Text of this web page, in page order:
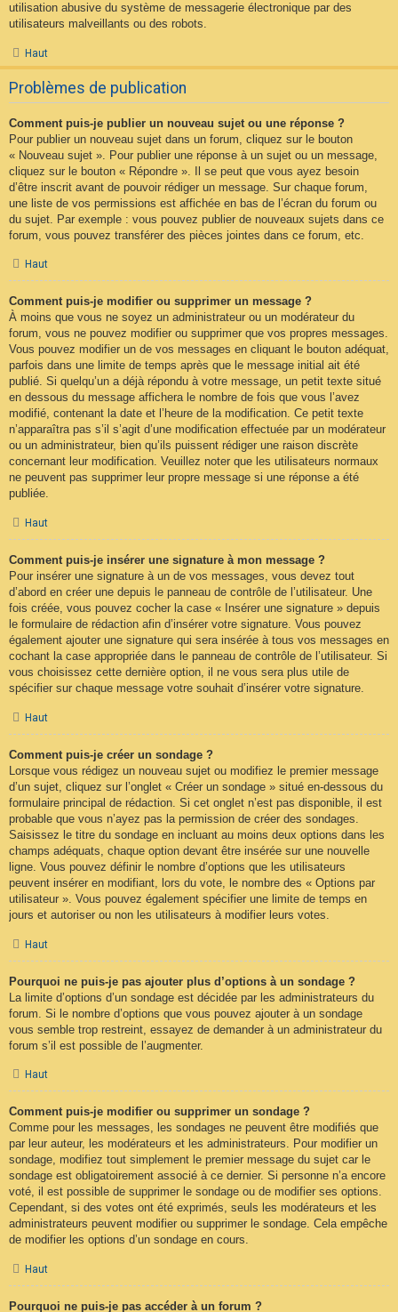
utilisation abusive du système de messagerie électronique par des
utilisateurs malveillants ou des robots.
Haut
Problèmes de publication
Comment puis-je publier un nouveau sujet ou une réponse ?
Pour publier un nouveau sujet dans un forum, cliquez sur le bouton
« Nouveau sujet ». Pour publier une réponse à un sujet ou un message,
cliquez sur le bouton « Répondre ». Il se peut que vous ayez besoin
d’être inscrit avant de pouvoir rédiger un message. Sur chaque forum,
une liste de vos permissions est affichée en bas de l’écran du forum ou
du sujet. Par exemple : vous pouvez publier de nouveaux sujets dans ce
forum, vous pouvez transférer des pièces jointes dans ce forum, etc.
Haut
Comment puis-je modifier ou supprimer un message ?
À moins que vous ne soyez un administrateur ou un modérateur du
forum, vous ne pouvez modifier ou supprimer que vos propres messages.
Vous pouvez modifier un de vos messages en cliquant le bouton adéquat,
parfois dans une limite de temps après que le message initial ait été
publié. Si quelqu’un a déjà répondu à votre message, un petit texte situé
en dessous du message affichera le nombre de fois que vous l’avez
modifié, contenant la date et l’heure de la modification. Ce petit texte
n’apparaîtra pas s’il s’agit d’une modification effectuée par un modérateur
ou un administrateur, bien qu’ils puissent rédiger une raison discrète
concernant leur modification. Veuillez noter que les utilisateurs normaux
ne peuvent pas supprimer leur propre message si une réponse a été
publiée.
Haut
Comment puis-je insérer une signature à mon message ?
Pour insérer une signature à un de vos messages, vous devez tout
d’abord en créer une depuis le panneau de contrôle de l’utilisateur. Une
fois créée, vous pouvez cocher la case « Insérer une signature » depuis
le formulaire de rédaction afin d’insérer votre signature. Vous pouvez
également ajouter une signature qui sera insérée à tous vos messages en
cochant la case appropriée dans le panneau de contrôle de l’utilisateur. Si
vous choisissez cette dernière option, il ne vous sera plus utile de
spécifier sur chaque message votre souhait d’insérer votre signature.
Haut
Comment puis-je créer un sondage ?
Lorsque vous rédigez un nouveau sujet ou modifiez le premier message
d’un sujet, cliquez sur l’onglet « Créer un sondage » situé en-dessous du
formulaire principal de rédaction. Si cet onglet n’est pas disponible, il est
probable que vous n’ayez pas la permission de créer des sondages.
Saisissez le titre du sondage en incluant au moins deux options dans les
champs adéquats, chaque option devant être insérée sur une nouvelle
ligne. Vous pouvez définir le nombre d’options que les utilisateurs
peuvent insérer en modifiant, lors du vote, le nombre des « Options par
utilisateur ». Vous pouvez également spécifier une limite de temps en
jours et autoriser ou non les utilisateurs à modifier leurs votes.
Haut
Pourquoi ne puis-je pas ajouter plus d’options à un sondage ?
La limite d’options d’un sondage est décidée par les administrateurs du
forum. Si le nombre d’options que vous pouvez ajouter à un sondage
vous semble trop restreint, essayez de demander à un administrateur du
forum s’il est possible de l’augmenter.
Haut
Comment puis-je modifier ou supprimer un sondage ?
Comme pour les messages, les sondages ne peuvent être modifiés que
par leur auteur, les modérateurs et les administrateurs. Pour modifier un
sondage, modifiez tout simplement le premier message du sujet car le
sondage est obligatoirement associé à ce dernier. Si personne n’a encore
voté, il est possible de supprimer le sondage ou de modifier ses options.
Cependant, si des votes ont été exprimés, seuls les modérateurs et les
administrateurs peuvent modifier ou supprimer le sondage. Cela empêche
de modifier les options d’un sondage en cours.
Haut
Pourquoi ne puis-je pas accéder à un forum ?